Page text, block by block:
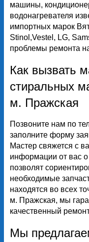
машины,
водонагревателя
импортных марок
Stinol,Vestel, LG,
проблемы ремонта
Как вызвать
стиральных
м. Пражская
Позвоните нам по
заполните форму
Мастер свяжется с
информации от вас о
позволят
необходимые
находятся во всех
м. Пражская, мы
качественный
Мы